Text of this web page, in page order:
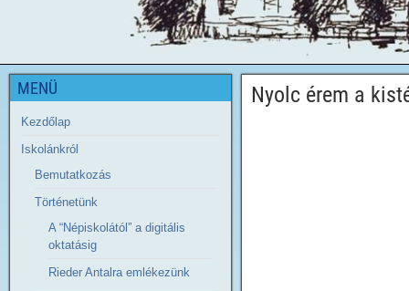
Nyolc érem a
MENÜ
Kezdőlap
Iskolánkról
Bemutatkozás
Történetünk
A “Népiskolától” a digitális
oktatásig
Rieder Antalra emlékezünk